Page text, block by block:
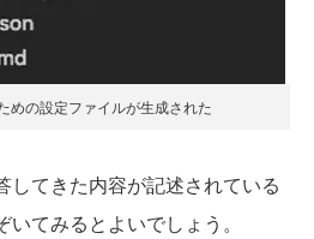
めの設定ファイルが生成された
てきた内容が記述されている
てみるとよいでしょう。